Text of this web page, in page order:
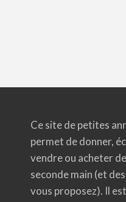
Ce site de petites
permet de donner,
vendre ou acheter
seconde main (et
vous proposez). Il